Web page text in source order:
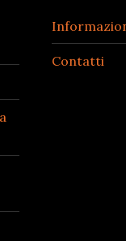
Contatti